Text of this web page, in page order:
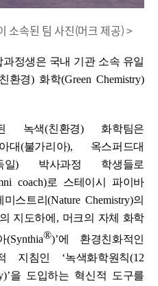
소속된 팀 사진(머크 제공) >
정생은 국내 기관 소속 유일
환경) 화학(Green Chemistry)
녹색(친환경) 화학팀은
대(불가리아), 옥스퍼드대
일) 박사과정 학생들로
coach)로 스테이시 파이바
미스트리(Nature Chemistry)의
지도하에 , 머크의 자체 화학
(Synthia®)’에 환경친화적인
지침인 ‘녹색화학원칙(12
을 도입하는 혁신적 도구를